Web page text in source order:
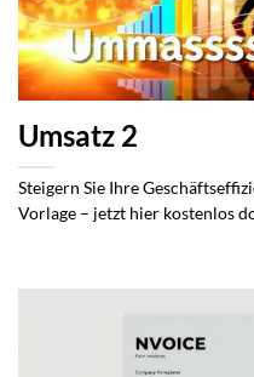
Umsatz 2
Steigern Sie Ihre
Vorlage – jetzt hier kostenlos